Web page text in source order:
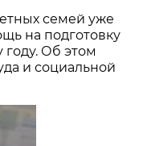
семей уже
на подготовку
Об этом
и социальной